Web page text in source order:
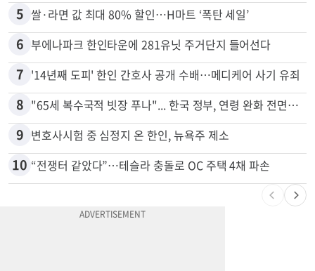
5 쌀·라면 값 최대 80% 할인…H마트 ‘폭탄 세일’
6 부에나파크 한인타운에 281유닛 주거단지 들어선다
7 '14년째 도피' 한인 간호사 공개 수배…메디케어 사기 유죄
8 "65세 복수국적 빗장 푸나"... 한국 정부, 연령 완화 전면 추진
9 변호사시험 중 심정지 온 한인, 뉴욕주 제소
10 “전쟁터 같았다”…테슬라 충돌로 OC 주택 4채 파손